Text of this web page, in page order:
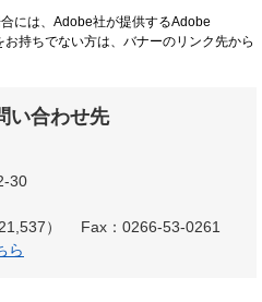
には、Adobe社が提供するAdobe
持ちでない方は、バナーのリンク先から
い合わせ先
30
）
Fax：0266-53-0261
ら